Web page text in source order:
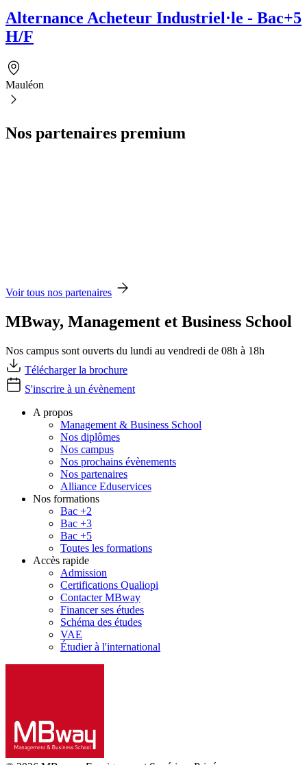
Alternance Acheteur Industriel·le - Bac+5
H/F
Mauléon
Nos partenaires premium
Voir tous nos partenaires
MBway, Management et Business School
Nos campus sont ouverts du lundi au vendredi de 08h à 18h
Télécharger la brochure
S'inscrire à un évènement
A propos
Management & Business School
Nos diplômes
Nos campus
Nos prochains évènements
Nos partenaires
Alliance Eduservices
Nos formations
Bac +2
Bac +3
Bac +5
Toutes les formations
Accès rapide
Admission
Certifications Qualiopi
Contacter MBway
Financer ses études
Schéma des études
VAE
Étudier à l'international